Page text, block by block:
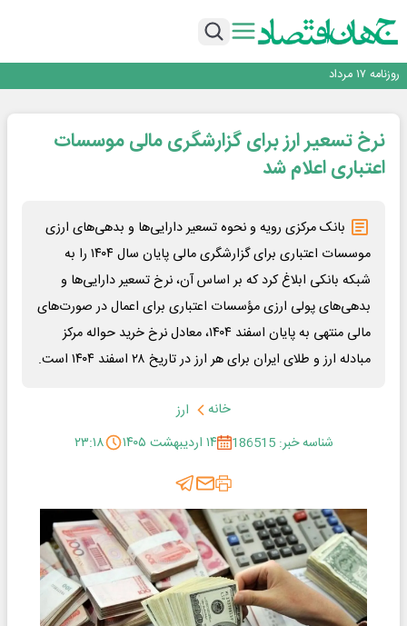
رانندگان انگلیسی به سرقت سوخت روی آوردند!
روزنامه ۱۷ مرداد
چرا بدون ثبات ارزی، صنایع بزرگ ایران در بن‌بست باقی می‌مانند
رانندگان انگلیسی به سرقت سوخت روی آوردند!
روزنامه ۱۷ مرداد
نرخ تسعیر ارز برای گزارشگری مالی موسسات
اعتباری اعلام شد
بانک مرکزی رویه و نحوه تسعیر دارایی‌ها و بدهی‌های ارزی
موسسات اعتباری برای گزارشگری مالی پایان سال ۱۴۰۴ را به
شبکه بانکی ابلاغ کرد که بر اساس آن، نرخ تسعیر دارایی‌ها و
بدهی‌های پولی ارزی مؤسسات اعتباری برای اعمال در صورت‌های
مالی منتهی به پایان اسفند ۱۴۰۴، معادل نرخ خرید حواله‌ مرکز
مبادله ارز و طلای ایران برای هر ارز در تاریخ ۲۸ اسفند ۱۴۰۴ است.
خانه
ارز
شناسه خبر: 186515
۱۴ اردیبهشت ۱۴۰۵ ۲۳:۱۸